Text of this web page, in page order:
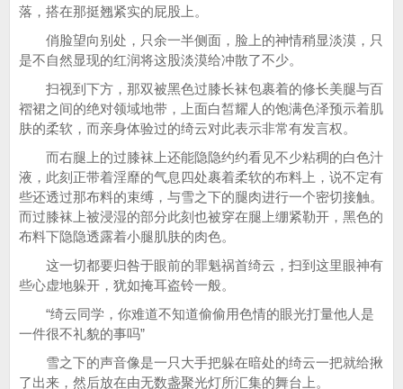
落，搭在那挺翘紧实的屁股上。
俏脸望向别处，只余一半侧面，脸上的神情稍显淡漠，只
是不自然显现的红润将这股淡漠给冲散了不少。
扫视到下方，那双被黑色过膝长袜包裹着的修长美腿与百
褶裙之间的绝对领域地带，上面白皙耀人的饱满色泽预示着肌
肤的柔软，而亲身体验过的绮云对此表示非常有发言权。
而右腿上的过膝袜上还能隐隐约约看见不少粘稠的白色汁
液，此刻正带着淫靡的气息四处裹着柔软的布料上，说不定有
些还透过那布料的束缚，与雪之下的腿肉进行一个密切接触。
而过膝袜上被浸湿的部分此刻也被穿在腿上绷紧勒开，黑色的
布料下隐隐透露着小腿肌肤的肉色。
这一切都要归咎于眼前的罪魁祸首绮云，扫到这里眼神有
些心虚地躲开，犹如掩耳盗铃一般。
“绮云同学，你难道不知道偷偷用色情的眼光打量他人是
一件很不礼貌的事吗”
雪之下的声音像是一只大手把躲在暗处的绮云一把就给揪
了出来，然后放在由无数盏聚光灯所汇集的舞台上。